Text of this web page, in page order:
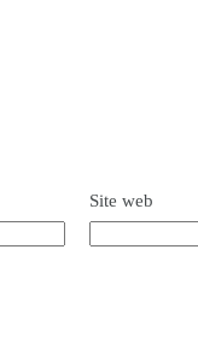
Site web